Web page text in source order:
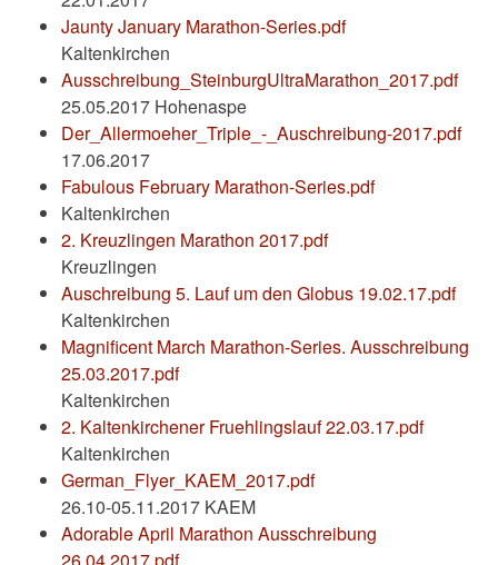
Jaunty January Marathon-Series.pdf
Kaltenkirchen
Ausschreibung_SteinburgUltraMarathon_2017.pdf
25.05.2017 Hohenaspe
Der_Allermoeher_Triple_-_Auschreibung-2017.pdf
17.06.2017
Fabulous February Marathon-Series.pdf
Kaltenkirchen
2. Kreuzlingen Marathon 2017.pdf
Kreuzlingen
Auschreibung 5. Lauf um den Globus 19.02.17.pdf
Kaltenkirchen
Magnificent March Marathon-Series. Ausschreibung
25.03.2017.pdf
Kaltenkirchen
2. Kaltenkirchener Fruehlingslauf 22.03.17.pdf
Kaltenkirchen
German_Flyer_KAEM_2017.pdf
26.10-05.11.2017 KAEM
Adorable April Marathon Ausschreibung